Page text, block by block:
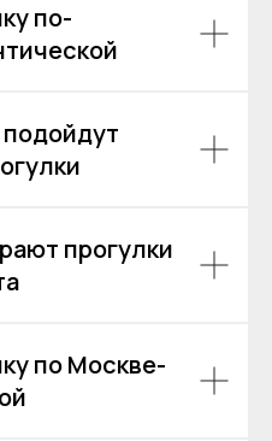
по-
подойдут
прогулки
по Москве-